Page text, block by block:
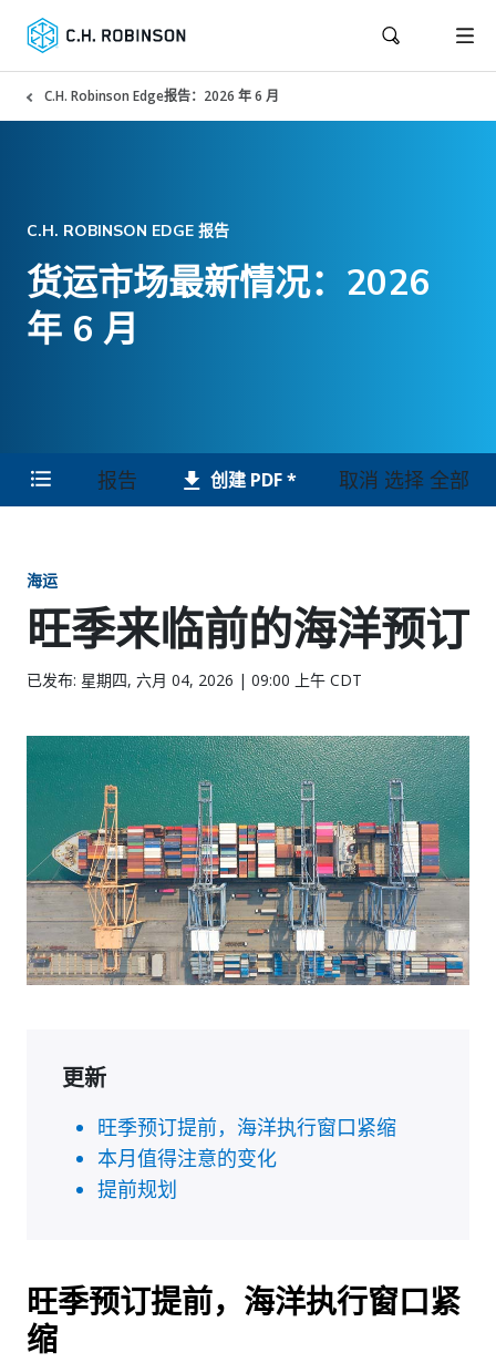
C.H. Robinson Edge报告：2026 年 6 月
C.H. ROBINSON EDGE 报告
货运市场最新情况：2026
年 6 月
报告 创建 PDF * 取消 选择 全部
海运
旺季来临前的海洋预订
已发布: 星期四, 六月 04, 2026 | 09:00 上午 CDT
更新
旺季预订提前，海洋执行窗口紧缩
本月值得注意的变化
提前规划
旺季预订提前，海洋执行窗口紧
缩